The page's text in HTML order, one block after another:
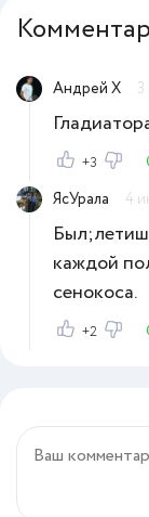
Андрей Х
+3
ЯсУрала
4
каждой
сенокоса.
+2